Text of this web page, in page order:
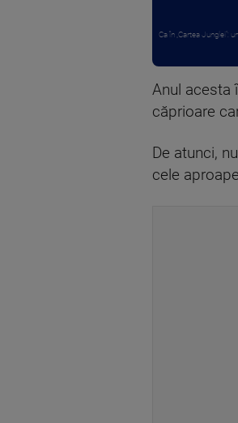
Ca în „Cartea Junglei”:
Anul acesta
căprioare
De atunci,
cele